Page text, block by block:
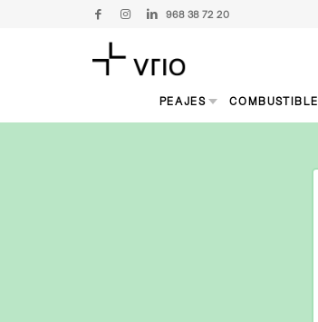
968 38 72 20
PEAJES COMBUSTIBLE